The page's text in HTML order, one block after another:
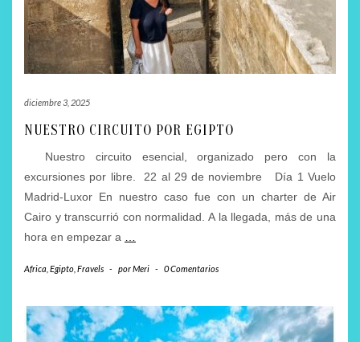
diciembre 3, 2025
NUESTRO CIRCUITO POR EGIPTO
Nuestro circuito esencial, organizado pero con la
excursiones por libre. 22 al 29 de noviembre Día 1 Vuelo
Madrid-Luxor En nuestro caso fue con un charter de Air
Cairo y transcurrió con normalidad. A la llegada, más de una
hora en empezar a
Africa Egipto Fravels - porMeri - 0 Comentarios